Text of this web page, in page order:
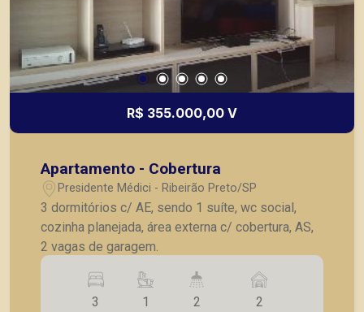
R$ 355.000,00 V
Apartamento - Cobertura
Presidente Médici - Ribeirão Preto/SP
3 dormitórios c/ AE, sendo 1 suíte, wc social,
cozinha planejada, área externa c/ cobertura, AS,
2 vagas de garagem.
3 1 2 2